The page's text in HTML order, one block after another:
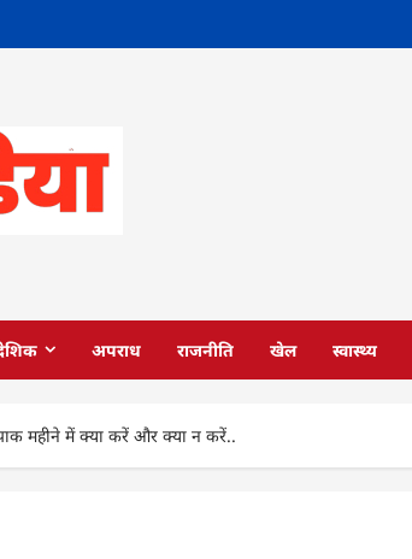
अपराध राजनीति खेल स्वास्थ्य
महीने में क्या करें और क्या न करें..